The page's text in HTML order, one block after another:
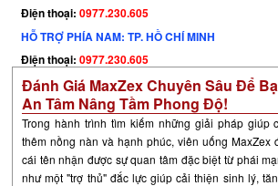
Điện thoại: 0977.230.605
HỖ TRỢ PHÍA NAM: TP. HỒ CHÍ MINH
Điện thoại: 0977.230.605
Đánh Giá MaxZex Chuyên Sâu Để
An Tâm Nâng Tầm Phong Độ!
Trong hành trình tìm kiếm những giải pháp giúp
thêm nồng nàn và hạnh phúc,viên uống MaxZex
cái tên nhận được sự quan tâm đặc biệt từ phái
như một "trợ thủ" đắc lực giúp cải thiện sinh lý,